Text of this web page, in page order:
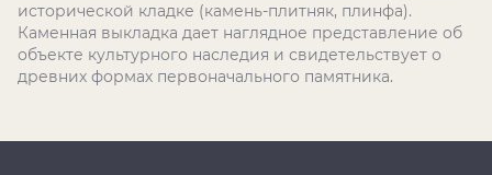
исторической кладке (камень-плитняк, плинфа).
Каменная выкладка дает наглядное представление об
объекте культурного наследия и свидетельствует о
древних формах первоначального памятника.